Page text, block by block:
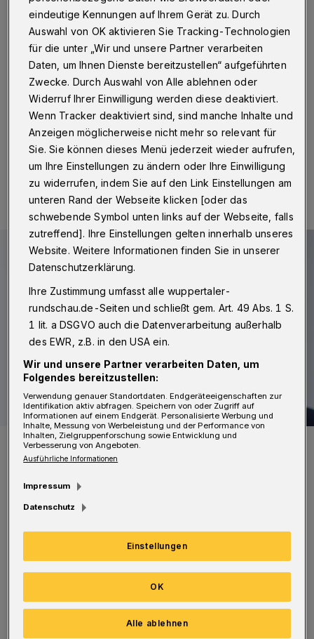
Wuppertal·Trotz des Corona-bedingten Stillstands
hat die Bergische IHK mit Hilfe von strengen
Hygienekonzepten sowohl die verschobenen
Frühjahrsprüfungen als auch die Herbstprüfungen der
höheren Berufsbildung durchgeführt. Insgesamt waren
124 Absolventinnen und Absolventen erfolgreich.
21.12.2020 , 18:24 Uhr Eine Minute Lesezeit
IHK-Hauptgeschäftsführer Michael Wenge.
Foto: www.malte-reiter.de
Normalerweise werden diese mit einer
geehrt. Dies ist leider erstmals nicht möglich.
Dennoch gratuliert die Bergische IHK allen
erfolgreichen Prüflingen zu ihrer
eindeutige Kennungen auf Ihrem Gerät zu. Durch
Auswahl von OK aktivieren Sie Tracking-Technologien
für die unter „Wir und unsere Partner verarbeiten
Daten, um Ihnen Dienste bereitzustellen“ aufgeführten
Zwecke. Durch Auswahl von Alle ablehnen oder
Widerruf Ihrer Einwilligung werden diese deaktiviert.
Wenn Tracker deaktiviert sind, sind manche Inhalte und
Anzeigen möglicherweise nicht mehr so relevant für
Sie. Sie können dieses Menü jederzeit wieder aufrufen,
um Ihre Einstellungen zu ändern oder Ihre Einwilligung
zu widerrufen, indem Sie auf den Link Einstellungen am
unteren Rand der Webseite klicken [oder das
schwebende Symbol unten links auf der Webseite, falls
zutreffend]. Ihre Einstellungen gelten innerhalb unseres
Website. Weitere Informationen finden Sie in unserer
Datenschutzerklärung.
Ihre Zustimmung umfasst alle wuppertaler-
rundschau.de-Seiten und schließt gem. Art. 49 Abs. 1 S.
1 lit. a DSGVO auch die Datenverarbeitung außerhalb
des EWR, z.B. in den USA ein.
Wir und unsere Partner verarbeiten Daten, um
Folgendes bereitzustellen:
Verwendung genauer Standortdaten. Endgeräteeigenschaften zur
Identifikation aktiv abfragen. Speichern von oder Zugriff auf
Informationen auf einem Endgerät. Personalisierte Werbung und
Inhalte, Messung von Werbeleistung und der Performance von
Inhalten, Zielgruppenforschung sowie Entwicklung und
Verbesserung von Angeboten.
Ausführliche Informationen
Impressum
Datenschutz
Einstellungen
Alle ablehnen
OK